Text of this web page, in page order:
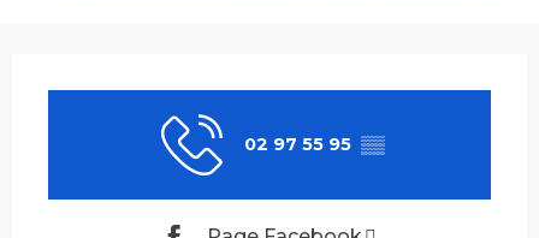
02 97 55 95 ▒▒